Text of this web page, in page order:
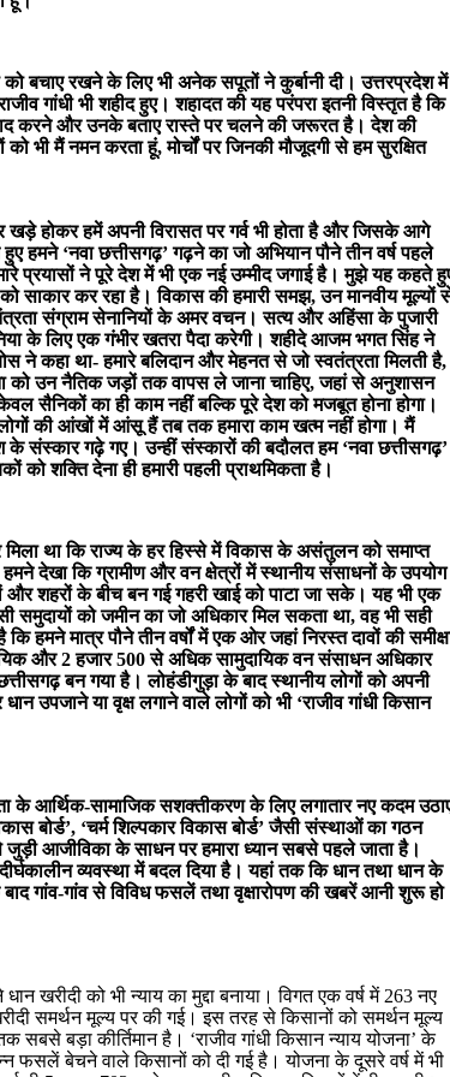
बचाए रखने के लिए भी अनेक सपूतों ने कुर्बानी दी। उत्तरप्रदेश में
गांधी भी शहीद हुए। शहादत की यह परंपरा इतनी विस्तृत है कि
याद करने और उनके बताए रास्ते पर चलने की जरूरत है। देश की
भी मैं नमन करता हूं, मोर्चों पर जिनकी मौजूदगी से हम सुरक्षित
होकर हमें अपनी विरासत पर गर्व भी होता है और जिसके आगे
हमने ‘नवा छत्तीसगढ़’ गढ़ने का जो अभियान पौने तीन वर्ष पहले
प्रयासों ने पूरे देश में भी एक नई उम्मीद जगाई है। मुझे यह कहते
साकार कर रहा है। विकास की हमारी समझ, उन मानवीय मूल्यों
संग्राम सेनानियों के अमर वचन। सत्य और अहिंसा के पुजारी
के लिए एक गंभीर खतरा पैदा करेगी। शहीदे आजम भगत सिंह ने
ने कहा था- हमारे बलिदान और मेहनत से जो स्वतंत्रता मिलती है,
को उन नैतिक जड़ों तक वापस ले जाना चाहिए, जहां से अनुशासन
सैनिकों का ही काम नहीं बल्कि पूरे देश को मजबूत होना होगा।
की आंखों में आंसू हैं तब तक हमारा काम खत्म नहीं होगा। मैं
गढ़े गए। उन्हीं संस्कारों की बदौलत हम ‘नवा छत्तीसगढ़’
शक्ति देना ही हमारी पहली प्राथमिकता है।
था कि राज्य के हर हिस्से में विकास के असंतुलन को समाप्त
देखा कि ग्रामीण और वन क्षेत्रों में स्थानीय संसाधनों के उपयोग
और शहरों के बीच बन गई गहरी खाई को पाटा जा सके। यह भी एक
समुदायों को जमीन का जो अधिकार मिल सकता था, वह भी सही
मात्र पौने तीन वर्षों में एक ओर जहां निरस्त दावों की
और 2 हजार 500 से अधिक सामुदायिक वन संसाधन अधिकार
बन गया है। लोहंडीगुड़ा के बाद स्थानीय लोगों को अपनी
उपजाने या वृक्ष लगाने वाले लोगों को भी ‘राजीव गांधी किसान
के आर्थिक-सामाजिक सशक्तीकरण के लिए लगातार नए कदम
बोर्ड’, ‘चर्म शिल्पकार विकास बोर्ड’ जैसी संस्थाओं का गठन
आजीविका के साधन पर हमारा ध्यान सबसे पहले जाता है।
व्यवस्था में बदल दिया है। यहां तक कि धान तथा धान के
गांव-गांव से विविध फसलें तथा वृक्षारोपण की खबरें आनी शुरू हो
को भी न्याय का मुद्दा बनाया। विगत एक वर्ष में 263 नए
समर्थन मूल्य पर की गई। इस तरह से किसानों को समर्थन मूल्य
बड़ा कीर्तिमान है। ‘राजीव गांधी किसान न्याय योजना’ के
फसलें बेचने वाले किसानों को दी गई है। योजना के दूसरे वर्ष में भी